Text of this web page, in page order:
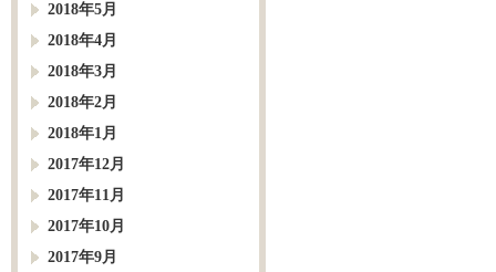
2018年5月
2018年4月
2018年3月
2018年2月
2018年1月
2017年12月
2017年11月
2017年10月
2017年9月